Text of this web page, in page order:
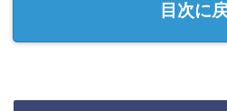
目次に